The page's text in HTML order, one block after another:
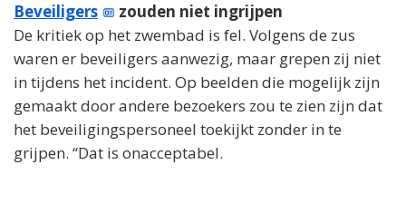
Beveiligers
zouden niet ingrijpen
De kritiek op het zwembad is fel. Volgens de zus
waren er beveiligers aanwezig, maar grepen zij niet
in tijdens het incident. Op beelden die mogelijk zijn
gemaakt door andere bezoekers zou te zien zijn dat
het beveiligingspersoneel toekijkt zonder in te
grijpen. “Dat is onacceptabel.